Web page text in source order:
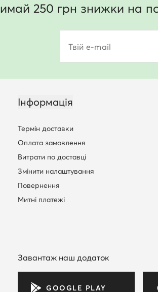
250 грн знижки на
Твій e-mail
Інформація
Термін доставки
Оплата замовлення
Витрати по доставці
Змінити налаштування
Повернення
Митні платежі
Завантаж наш додаток
GOOGLE PLAY